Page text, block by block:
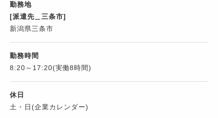
勤務地
[派遣先＿三条市]
新潟県三条市
勤務時間
8:20～17:20(実働8時間)
休日
土・日(企業カレンダー)